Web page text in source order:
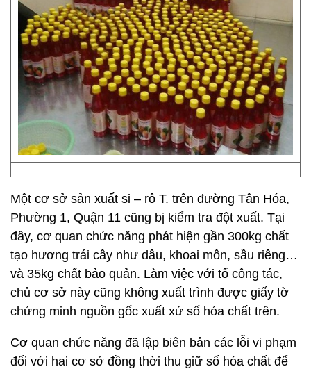
Một cơ sở sản xuất si – rô T. trên đường Tân Hóa,
Phường 1, Quận 11 cũng bị kiểm tra đột xuất. Tại
đây, cơ quan chức năng phát hiện gần 300kg chất
tạo hương trái cây như dâu, khoai môn, sầu riêng…
và 35kg chất bảo quản. Làm việc với tổ công tác,
chủ cơ sở này cũng không xuất trình được giấy tờ
chứng minh nguồn gốc xuất xứ số hóa chất trên.
Cơ quan chức năng đã lập biên bản các lỗi vi phạm
đối với hai cơ sở đồng thời thu giữ số hóa chất để